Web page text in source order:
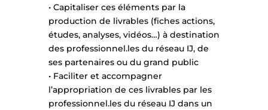
• Capitaliser ces éléments par la
production de livrables (fiches actions,
études, analyses, vidéos…) à destination
des professionnel.les du réseau IJ, de
ses partenaires ou du grand public
• Faciliter et accompagner
l’appropriation de ces livrables par les
professionnel.les du réseau IJ dans un